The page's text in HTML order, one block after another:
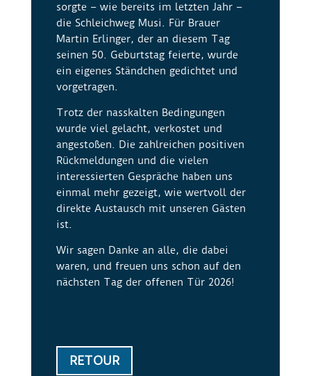
sorgte – wie bereits im letzten Jahr –
die Schleichweg Musi. Für Brauer
Martin Erlinger, der an diesem Tag
seinen 50. Geburtstag feierte, wurde
ein eigenes Ständchen gedichtet und
vorgetragen.
Trotz der nasskalten Bedingungen
wurde viel gelacht, verkostet und
angestoßen. Die zahlreichen positiven
Rückmeldungen und die vielen
interessierten Gespräche haben uns
einmal mehr gezeigt, wie wertvoll der
direkte Austausch mit unseren Gästen
ist.
Wir sagen Danke an alle, die dabei
waren, und freuen uns schon auf den
nächsten Tag der offenen Tür 2026!
RETOUR